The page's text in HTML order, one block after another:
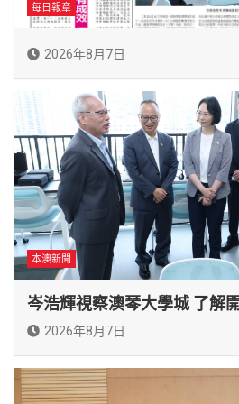
每日報章
2026年8月7日
本澳新聞
岑浩輝視察澳琴大學城 了解
2026年8月7日